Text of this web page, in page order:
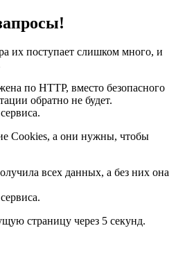
их поступает слишком много, и
по HTTP, вместо безопасного
обратно не будет.
Cookies, а они нужны, чтобы
всех данных, а без них она
страницу через 5 секунд.